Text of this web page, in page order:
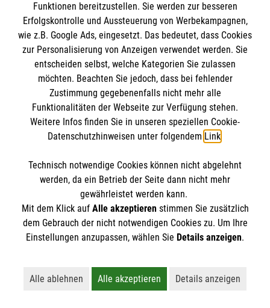
Häufig gestellte Fragen zur Ersten
Hilfe
Was ist Erste Hilfe?
Erste Hilfe ist die sofortige und
vorübergehende Hilfe, die bei plötzlichen
Erkrankungen oder Verletzungen geleistet
erhalten oder bis professionelle medizinische
Hilfe eintrifft.
Wie kann ich mich auf Notfälle
vorbereiten?
Absolvieren Sie einen Erste-Hilfe-Kurs und
frischen diesen im besten Fall alle zwei Jahre
In welchen Abständen sollte ich einen
Funktionen bereitzustellen. Sie werden zur besseren
Erfolgskontrolle und Aussteuerung von Werbekampagnen,
wie z.B. Google Ads, eingesetzt. Das bedeutet, dass Cookies
zur Personalisierung von Anzeigen verwendet werden. Sie
entscheiden selbst, welche Kategorien Sie zulassen
möchten. Beachten Sie jedoch, dass bei fehlender
Zustimmung gegebenenfalls nicht mehr alle
Funktionalitäten der Webseite zur Verfügung stehen.
Weitere Infos finden Sie in unseren speziellen Cookie-
Datenschutzhinweisen unter folgendem Link.
Technisch notwendige Cookies können nicht abgelehnt
werden, da ein Betrieb der Seite dann nicht mehr
gewährleistet werden kann.
Mit dem Klick auf Alle akzeptierenstimmen Sie zusätzlich
dem Gebrauch der nicht notwendigen Cookies zu. Um Ihre
Einstellungen anzupassen, wählen Sie Details anzeigen.
Alle ablehnen
Lehnt alle nicht-essentiellen Cookies ab
Alle akzeptieren
Akzeptiert alle Cookies
Details anzeigen